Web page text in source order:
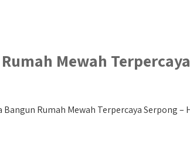
Mewah
Rumah Mewah Terpercaya Serpong